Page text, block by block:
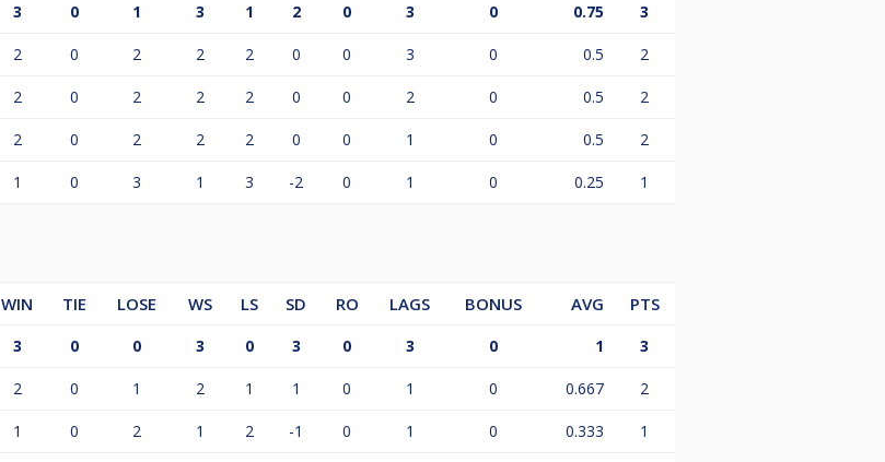
3 0 1 3 1 2 0 3 0 0.75 3
2 0 2 2 2 0 0 3 0 0.5 2
2 0 2 2 2 0 0 2 0 0.5 2
2 0 2 2 2 0 0 1 0 0.5 2
1 0 3 1 3 -2 0 1 0 0.25 1
WIN TIE LOSE WS LS SD RO LAGS BONUS AVG
PTS
3 0 0 3 0 3 0 3 0 1 3
2 0 1 2 1 1 0 1 0 0.667 2
1 0 2 1 2 -1 0 1 0 0.333 1